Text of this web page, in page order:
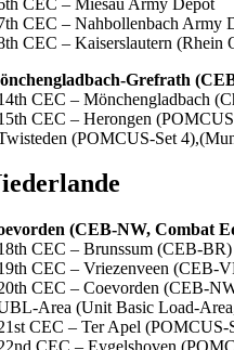
CEC – Nahbollenbach Army
CEC – Kaiserslautern (Rhein
Grefrath
CEC – Mönchengladbach
CEC – Herongen
(POMCUS-Set
(CEB-NW, Combat
CEC – Brunssum (CEB-
CEC – Vriezenveen (CEB-
CEC – Coevorden (CEB-
Area (Unit Basic Load-
CEC – Ter Apel (POMCUS-